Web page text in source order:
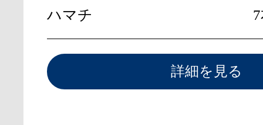
ハマチ
詳細を見る